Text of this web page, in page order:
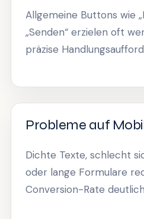
Allgemeine Buttons wie
„Senden“ erzielen oft
präzise
Probleme auf
Dichte Texte, schlecht
oder lange Formulare
Conversion-Rate